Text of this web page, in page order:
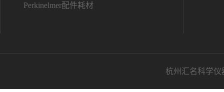
Perkinelmer配件耗材
杭州汇名科学仪